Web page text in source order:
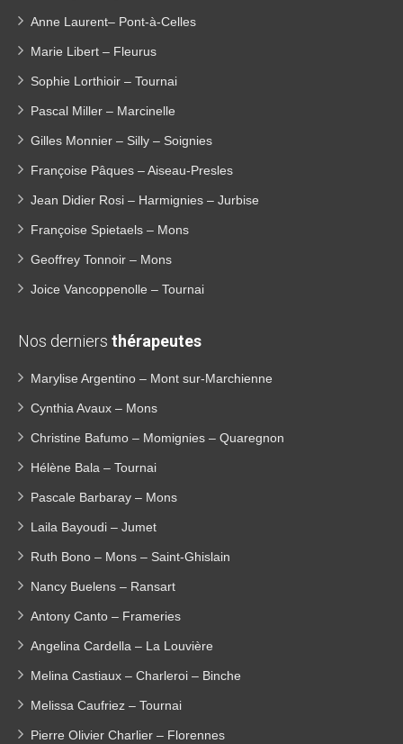
Anne Laurent– Pont-à-Celles
Marie Libert – Fleurus
Sophie Lorthioir – Tournai
Pascal Miller – Marcinelle
Gilles Monnier – Silly – Soignies
Françoise Pâques – Aiseau-Presles
Jean Didier Rosi – Harmignies – Jurbise
Françoise Spietaels – Mons
Geoffrey Tonnoir – Mons
Joice Vancoppenolle – Tournai
Nos derniers thérapeutes
Marylise Argentino – Mont sur-Marchienne
Cynthia Avaux – Mons
Christine Bafumo – Momignies – Quaregnon
Hélène Bala – Tournai
Pascale Barbaray – Mons
Laila Bayoudi – Jumet
Ruth Bono – Mons – Saint-Ghislain
Nancy Buelens – Ransart
Antony Canto – Frameries
Angelina Cardella – La Louvière
Melina Castiaux – Charleroi – Binche
Melissa Caufriez – Tournai
Pierre Olivier Charlier – Florennes